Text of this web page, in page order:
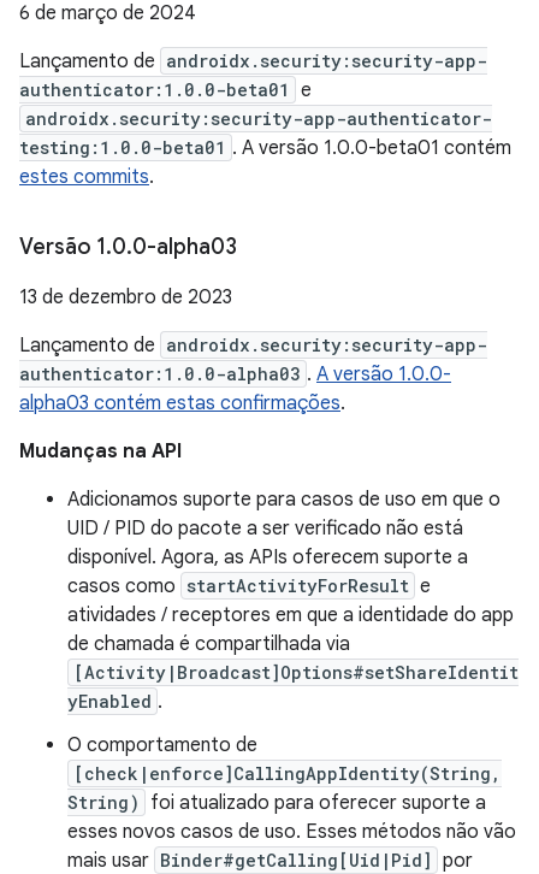
6 de março de 2024
Lançamento de androidx.security:security-app-
authenticator:1.0.0-beta01
e
androidx.security:security-app-authenticator-
testing:1.0.0-beta01 . A versão 1.0.0-beta01 contém
estes commits.
Versão 1.0.0-alpha03
13 de dezembro de 2023
Lançamento de androidx.security:security-app-
authenticator:1.0.0-alpha03 . A versão 1.0.0-
alpha03 contém estas confirmações.
Mudanças na API
Adicionamos suporte para casos de uso em que o
UID / PID do pacote a ser verificado não está
disponível. Agora, as APIs oferecem suporte a
casos como startActivityForResult e
atividades / receptores em que a identidade do app
de chamada é compartilhada via
[Activity|Broadcast]Options#setShareIdentit
yEnabled .
O comportamento de
[check|enforce]CallingAppIdentity(String,
String)
foi atualizado para oferecer suporte a
esses novos casos de uso. Esses métodos não vão
mais usar Binder#getCalling[Uid|Pid] por